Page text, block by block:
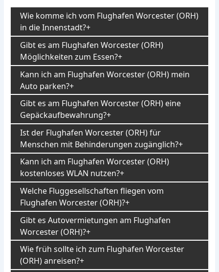
Wie komme ich vom Flughafen Worcester (ORH)
in die Innenstadt?
Gibt es am Flughafen Worcester (ORH)
Möglichkeiten zum Essen?
Kann ich am Flughafen Worcester (ORH) mein
Auto parken?
Gibt es am Flughafen Worcester (ORH) eine
Gepäckaufbewahrung?
Ist der Flughafen Worcester (ORH) für
Menschen mit Behinderungen zugänglich?
Kann ich am Flughafen Worcester (ORH)
kostenloses WLAN nutzen?
Welche Fluggesellschaften fliegen vom
Flughafen Worcester (ORH)?
Gibt es Autovermietungen am Flughafen
Worcester (ORH)?
Wie früh sollte ich zum Flughafen Worcester
(ORH) anreisen?